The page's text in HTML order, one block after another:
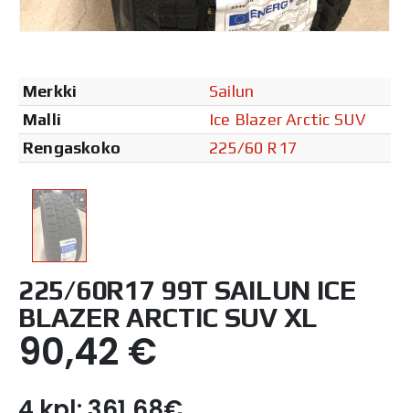
Merkki
Sailun
Malli
Ice Blazer Arctic SUV
Rengaskoko
225/60 R17
225/60R17 99T SAILUN ICE
BLAZER ARCTIC SUV XL
90,42 €